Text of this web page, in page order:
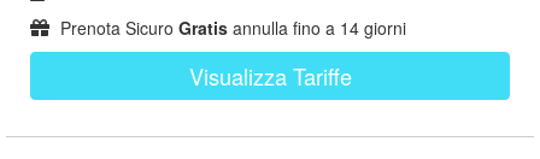
Prenota Sicuro Gratis annulla fino a 14 giorni
Visualizza Tariffe